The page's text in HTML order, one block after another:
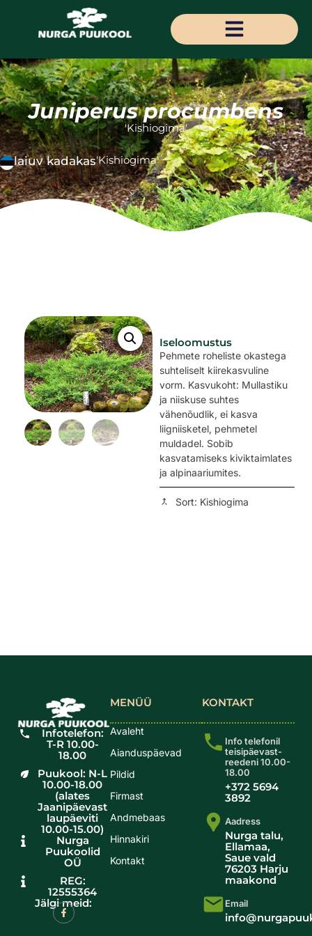
Juniperus procumbens
'Kishiogima'
laiuv kadakas'Kishiogima'
Iseloomustus
Pehmete roheliste okastega
suhteliselt kiirekasvuline
vorm. Kasvukoht: Mullastiku
ja niiskuse suhtes
vähenõudlik, ei kasva
liigniisketel, pehmetel
muldadel. Sobib
kasvatamiseks kiviktaimlates
ja alpinaariumites.
Sort: Kishiogima
Infotelefon:
T-R 10.00-
18.00
Puukool: N-L
10.00-18.00
(alates
Jaanipäevast
laupäeviti
10.00-15.00)
Nurga
Puukoolid
OÜ
REG:
12555364
Jälgi meid:
MENÜÜ
Avaleht
Aianduspäevad
Pildid
Firmast
Andmebaas
Hinnakiri
Kontakt
KONTAKT
Info telefonil
teisipäevast-
reedeni 10.00-
18.00
+372 5694
3892
Aadress
Nurga talu,
Ellamaa,
Saue vald
76203 Harju
maakond
Email